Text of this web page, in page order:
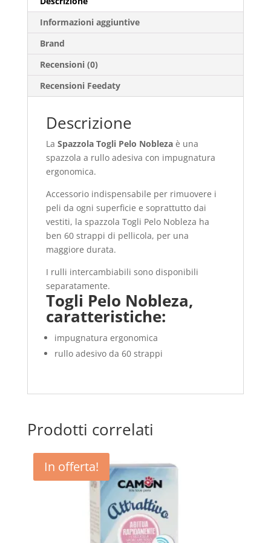
Informazioni aggiuntive
Brand
Recensioni (0)
Recensioni Feedaty
Descrizione
La Spazzola Togli Pelo Noblezaè una
spazzola a rullo adesiva con impugnatura
ergonomica.
Accessorio indispensabile per rimuovere i
peli da ogni superficie e soprattutto dai
vestiti, la spazzola Togli Pelo Nobleza ha
ben 60 strappi di pellicola, per una
maggiore durata.
I rulli intercambiabili sono disponibili
separatamente.
Togli Pelo Nobleza,
caratteristiche:
impugnatura ergonomica
rullo adesivo da 60 strappi
Prodotti correlati
In offerta!